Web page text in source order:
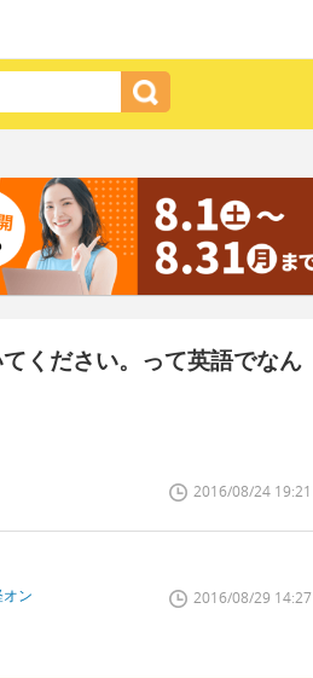
ください。って英語でなん
2016/08/24 19:21
ン
2016/08/29 14:27